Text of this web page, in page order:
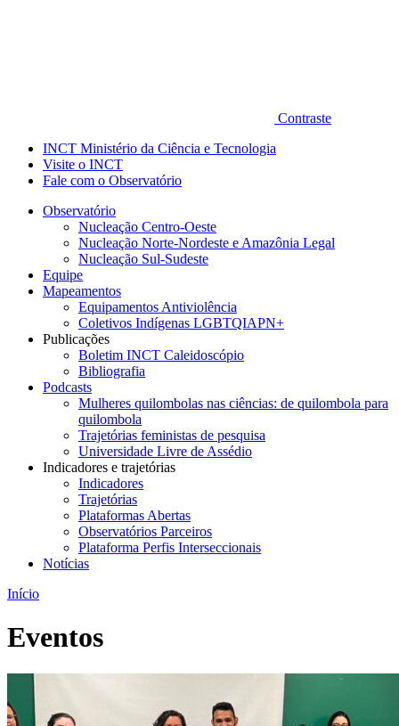
Contraste
INCT Ministério da Ciência e Tecnologia
Visite o INCT
Fale com o Observatório
Observatório
Nucleação Centro-Oeste
Nucleação Norte-Nordeste e Amazônia Legal
Nucleação Sul-Sudeste
Equipe
Mapeamentos
Equipamentos Antiviolência
Coletivos Indígenas LGBTQIAPN+
Publicações
Boletim INCT Caleidoscópio
Bibliografia
Podcasts
Mulheres quilombolas nas ciências: de quilombola para
quilombola
Trajetórias feministas de pesquisa
Universidade Livre de Assédio
Indicadores e trajetórias
Indicadores
Trajetórias
Plataformas Abertas
Observatórios Parceiros
Plataforma Perfis Interseccionais
Notícias
Início
Eventos